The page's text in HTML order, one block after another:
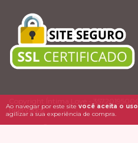
Ao navegar por este site você aceita o
agilizar a sua experiência de compra.
Copyright Íntima Love -
reservados.